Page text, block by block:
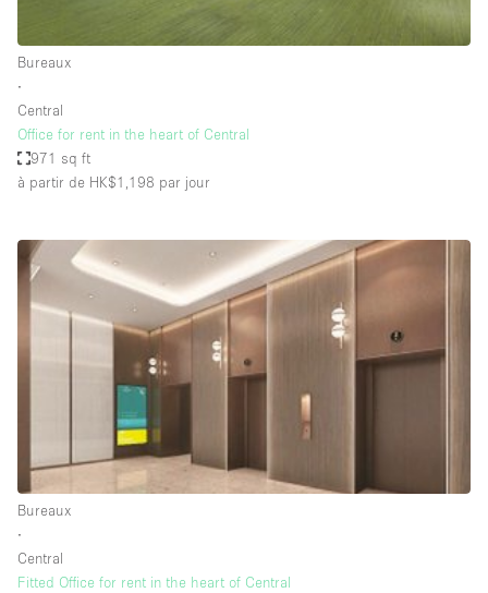
Exposition Véhicules
Internet
Licence Alcool
Lumière du Jour
Parking Privé
Plusieurs Pièces
Portants
Presentoir Vitrine
Rooftop / Terrasse
Réserve
Salle de Bain
Style Haussmannien
Bureaux
∙
Central
Office for rent in the heart of Central
971 sq ft
à partir de HK$1,198 par jour
Bureaux
∙
Central
Fitted Office for rent in the heart of Central